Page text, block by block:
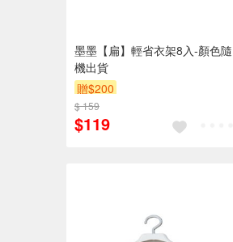
墨墨【扁】輕省衣架8入-顏色隨
機出貨
贈$200
$ 159
$119